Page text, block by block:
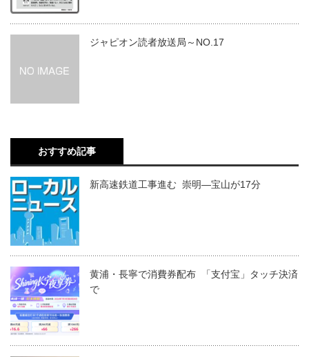
ジャピオン読者放送局～NO.17
おすすめ記事
新高速鉄道工事進む 崇明―宝山が17分
黄浦・長寧で消費券配布 「支付宝」タッチ決済
で